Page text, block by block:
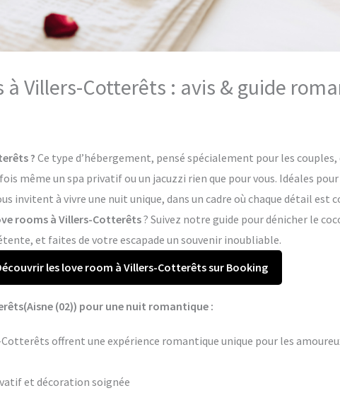
à Villers-Cotterêts : avis & guide
? Ce type d’hébergement, pensé spécialement pour les
même un spa privatif ou un jacuzzi rien que pour vous. Idéales
invitent à vivre une nuit unique, dans un cadre où chaque détail est
rooms à Villers-Cotterêts? Suivez notre guide pour dénicher le
et faites de votre escapade un souvenir inoubliable.
les love room à Villers-Cotterêts sur Booking
(02)) pour une nuit romantique :
offrent une expérience romantique unique pour les
et décoration soignée